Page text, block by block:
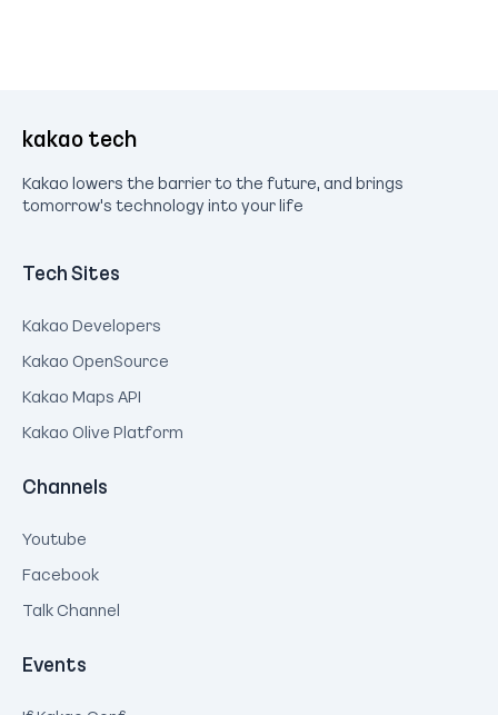
kakao tech
Kakao lowers the barrier to the future, and brings
tomorrow's technology into your life
Tech Sites
Kakao Developers
Kakao OpenSource
Kakao Maps API
Kakao Olive Platform
Channels
Youtube
Facebook
Talk Channel
Events